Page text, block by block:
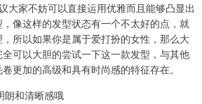
大家不妨可以直接运用优雅而且能够凸显出
像这样的发型状态有一个不太好的点，就
所以如果你是属于爱打扮的女性，那么大
可以大胆的尝试一下这一款发型，与其他
更加的高级和具有时尚感的特征存在。
朗和清晰感哦